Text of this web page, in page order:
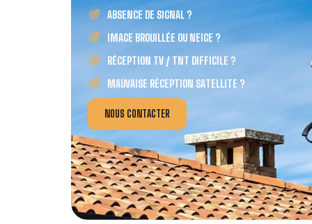
ABSENCE DE SIGNAL ?
IMAGE BROUILLÉE OU NEIGE ?
RÉCEPTION TV / TNT DIFFICILE ?
MAUVAISE RÉCEPTION SATELLITE ?
NOUS CONTACTER